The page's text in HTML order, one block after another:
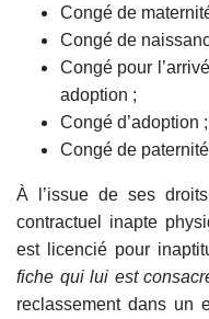
Congé de
Congé de
Congé pour
adoption ;
Congé d’adoption ;
Congé de
À l’issue de ses
contractuel inapte
est licencié pour
fiche qui lui est
reclassement dans un